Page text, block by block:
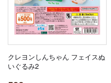
クレヨンしんちゃん フェイスぬ
いぐるみ2